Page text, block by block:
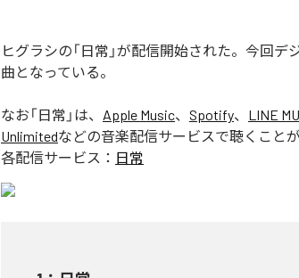
ヒグラシの「日常」が配信開始された。今回デ
曲となっている。
なお「日常 」は、 Apple Music、 Spotify、 LINE
Unlimitedなどの音楽配信サービスで聴くことが
各配信サービス： 日常